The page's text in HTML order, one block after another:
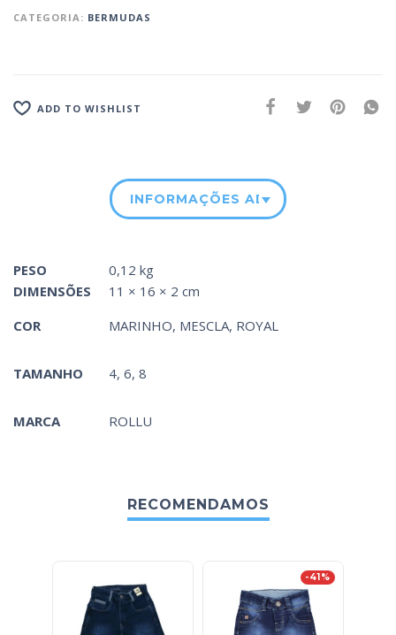
CATEGORIA: BERMUDAS
ADD TO WISHLIST
INFORMAÇÕES ADICIONAIS
PESO
0,12 kg
DIMENSÕES
11 × 16 × 2 cm
COR
MARINHO, MESCLA, ROYAL
TAMANHO 4, 6, 8
MARCA ROLLU
RECOMENDAMOS
-41%